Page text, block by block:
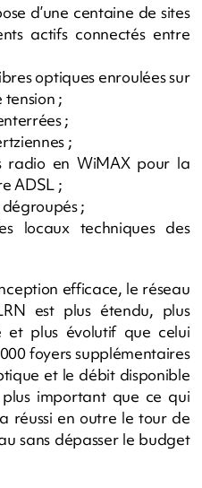
d’une centaine de sites
actifs connectés entre
optiques enroulées sur
tension ;
;
;
radio en WiMAX pour la
ADSL ;
;
locaux techniques des
efficace, le réseau
est plus étendu, plus
et plus évolutif que celui
foyers supplémentaires
et le débit disponible
important que ce qui
réussi en outre le tour de
sans dépasser le budget